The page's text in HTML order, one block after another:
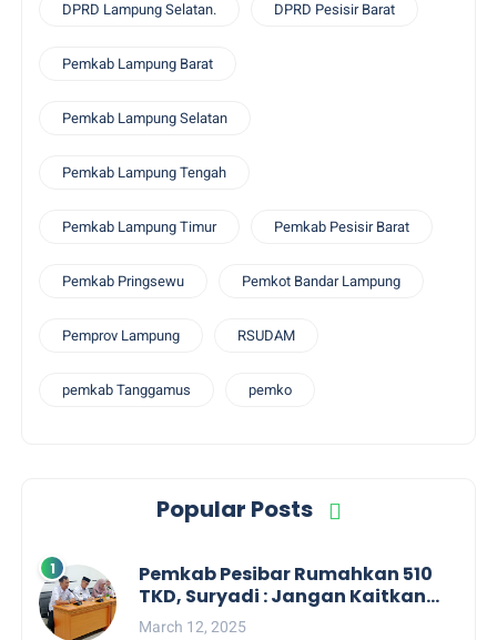
DPRD Lampung Selatan. DPRD Pesisir Barat
Pemkab Lampung Barat
Pemkab Lampung Selatan
Pemkab Lampung Tengah
Pemkab Lampung Timur Pemkab Pesisir Barat
Pemkab Pringsewu Pemkot Bandar Lampung
Pemprov Lampung RSUDAM
pemkab Tanggamus pemko
Popular Posts
Pemkab Pesibar Rumahkan 510
TKD, Suryadi : Jangan Kaitkan
Dengan Kepentingan Politik
March 12, 2025